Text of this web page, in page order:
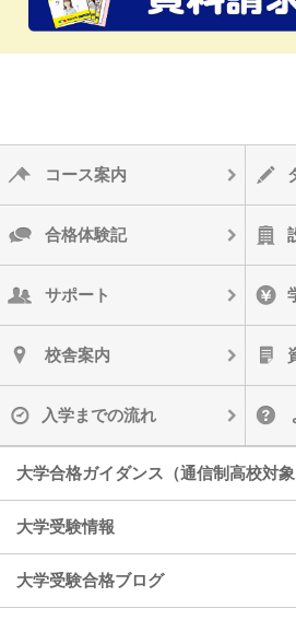
コース案内
合格体験記
サポート
校舎案内
入学までの流れ
大学合格ガイダンス（通信制高校対象
大学受験情報
大学受験合格ブログ